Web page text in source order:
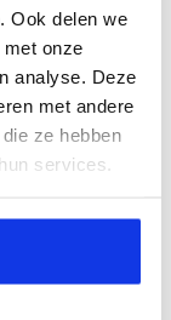
Ook delen we
onze
analyse. Deze
met andere
ze hebben
services.